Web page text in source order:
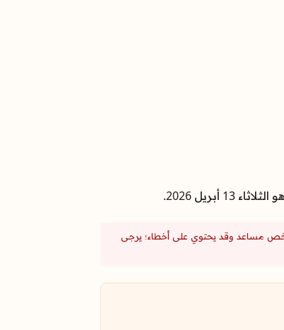
أبريل 2026.
ملخص مساعد وقد يحتوي على أخطاء؛ يرجى